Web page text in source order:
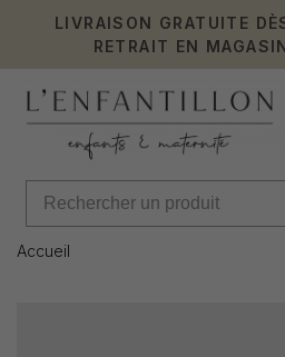
LIVRAISON GRATUITE
RETRAIT EN
Accueil